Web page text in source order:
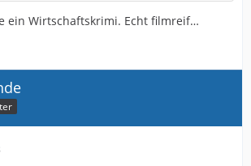
ein Wirtschaftskrimi. Echt filmreif…